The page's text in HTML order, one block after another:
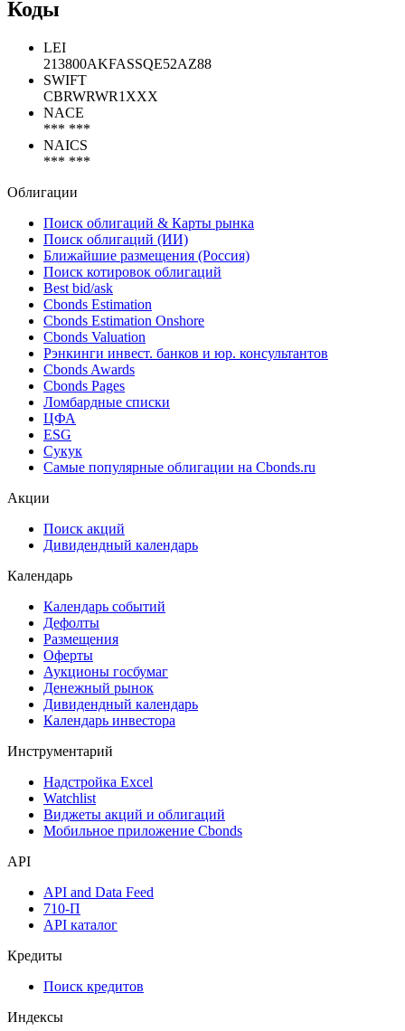
Коды
LEI
213800AKFASSQE52AZ88
SWIFT
CBRWRWR1XXX
NACE
*** ***
NAICS
*** ***
Облигации
Поиск облигаций & Карты рынка
Поиск облигаций (ИИ)
Ближайшие размещения (Россия)
Поиск котировок облигаций
Best bid/ask
Cbonds Estimation
Cbonds Estimation Onshore
Cbonds Valuation
Рэнкинги инвест. банков и юр. консультантов
Cbonds Awards
Cbonds Pages
Ломбардные списки
ЦФА
ESG
Сукук
Самые популярные облигации на Cbonds.ru
Акции
Поиск акций
Дивидендный календарь
Календарь
Календарь событий
Дефолты
Размещения
Оферты
Аукционы госбумаг
Денежный рынок
Дивидендный календарь
Календарь инвестора
Инструментарий
Надстройка Excel
Watchlist
Виджеты акций и облигаций
Мобильное приложение Cbonds
API
API and Data Feed
710-П
API каталог
Кредиты
Поиск кредитов
Индексы